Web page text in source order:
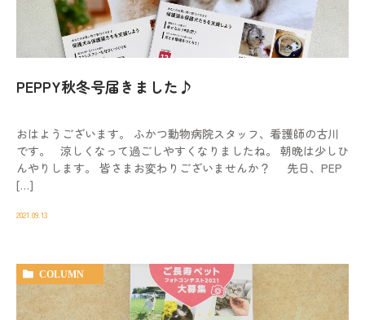
PEPPY秋冬号届きました♪
おはようございます。 ふかつ動物病院スタッフ、看護師の古川
です。 涼しくなって過ごしやすくなりましたね。 朝晩は少しひ
んやりします。 皆さまお変わりございませんか？ 先日、PEP
[…]
2021.09.13
COLUMN